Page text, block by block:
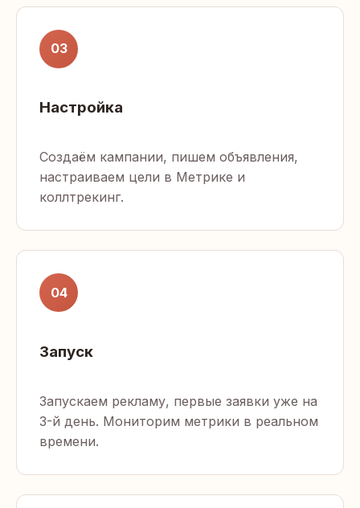
03
Настройка
Создаём кампании, пишем объявления,
настраиваем цели в Метрике и
коллтрекинг.
04
Запуск
Запускаем рекламу, первые заявки уже на
3-й день. Мониторим метрики в реальном
времени.